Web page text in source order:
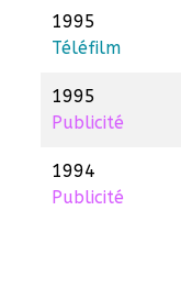
1995
Téléfilm
1995
Publicité
1994
Publicité